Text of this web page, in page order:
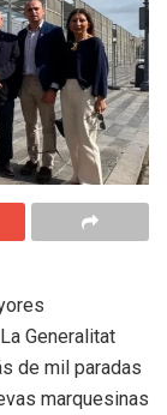
Generalitat
de mil paradas
marquesinas